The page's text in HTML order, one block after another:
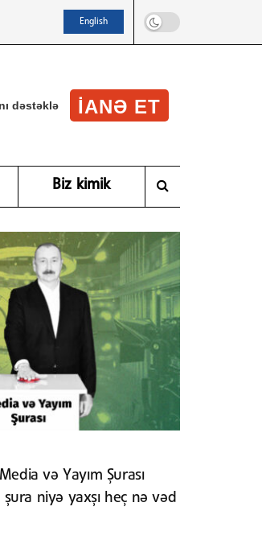
English
dəstəklə IANƏ ET
Biz kimik
və Yayım Şurası
şura niyə yaxşı heç nə vəd